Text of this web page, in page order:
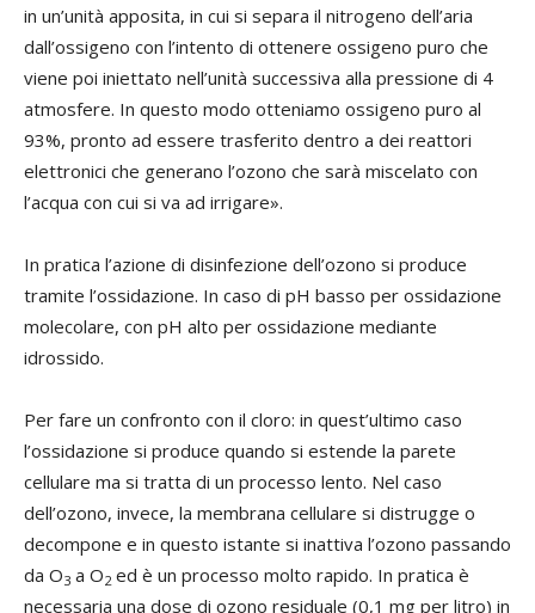
in un’unità apposita, in cui si separa il nitrogeno dell’aria
dall’ossigeno con l’intento di ottenere ossigeno puro che
viene poi iniettato nell’unità successiva alla pressione di 4
atmosfere. In questo modo otteniamo ossigeno puro al
93%, pronto ad essere trasferito dentro a dei reattori
elettronici che generano l’ozono che sarà miscelato con
l’acqua con cui si va ad irrigare».
In pratica l’azione di disinfezione dell’ozono si produce
tramite l’ossidazione. In caso di pH basso per ossidazione
molecolare, con pH alto per ossidazione mediante
idrossido.
Per fare un confronto con il cloro: in quest’ultimo caso
l’ossidazione si produce quando si estende la parete
cellulare ma si tratta di un processo lento. Nel caso
dell’ozono, invece, la membrana cellulare si distrugge o
decompone e in questo istante si inattiva l’ozono passando
da O3 a O2 ed è un processo molto rapido. In pratica è
necessaria una dose di ozono residuale (0,1 mg per litro) in